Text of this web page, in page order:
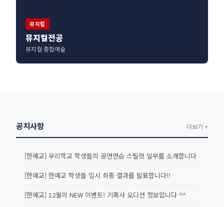
뮤지컬
뮤지컬전공
뮤지컬 종합예술
공지사항 더보기 +
[한예교] 우리학교 학생들의 공연연습 스틸컷 일부를 소개합니다
[한예교] 한예교 학생들 입시 최종 결과를 발표합니다!!
[한예교] 12월의 NEW 이벤트! 기획사 오디션 정보입니다 ^^